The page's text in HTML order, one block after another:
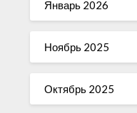
Январь 2026
Ноябрь 2025
Октябрь 2025